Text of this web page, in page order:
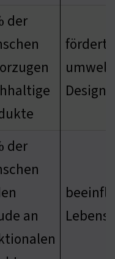
der
fördert
Design
der
an